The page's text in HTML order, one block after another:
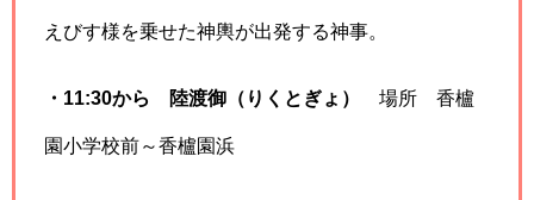
えびす様を乗せた神輿が出発する神事。
・11:30から 陸渡御（りくとぎょ） 場所 香櫨
園小学校前～香櫨園浜